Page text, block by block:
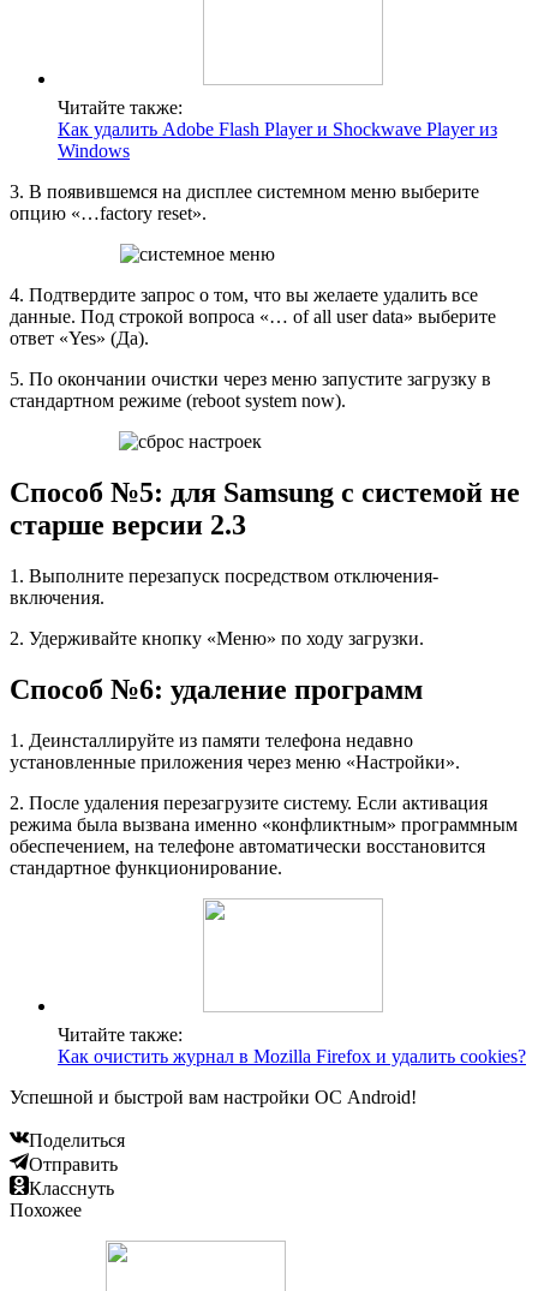
Читайте также:
Как удалить Adobe Flash Player и Shockwave Player из
Windows
3. В появившемся на дисплее системном меню выберите
опцию «…factory reset».
4. Подтвердите запрос о том, что вы желаете удалить все
данные. Под строкой вопроса «… of all user data» выберите
ответ «Yes» (Да).
5. По окончании очистки через меню запустите загрузку в
стандартном режиме (reboot system now).
Способ №5: для Samsung c системой не
старше версии 2.3
1. Выполните перезапуск посредством отключения-
включения.
2. Удерживайте кнопку «Меню» по ходу загрузки.
Способ №6: удаление программ
1. Деинсталлируйте из памяти телефона недавно
установленные приложения через меню «Настройки».
2. После удаления перезагрузите систему. Если активация
режима была вызвана именно «конфликтным» программным
обеспечением, на телефоне автоматически восстановится
стандартное функционирование.
Читайте также:
Как очистить журнал в Mozilla Firefox и удалить cookies?
Успешной и быстрой вам настройки ОС Android!
Поделиться
Отправить
Класснуть
Похожее